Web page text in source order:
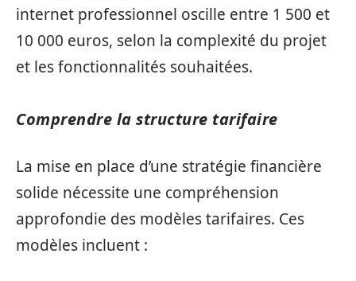
internet professionnel oscille entre 1 500 et
10 000 euros, selon la complexité du projet
et les fonctionnalités souhaitées.
Comprendre la structure tarifaire
La mise en place d’une stratégie financière
solide nécessite une compréhension
approfondie des modèles tarifaires. Ces
modèles incluent :